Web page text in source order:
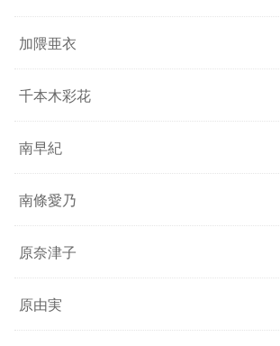
加隈亜衣
千本木彩花
南早紀
南條愛乃
原奈津子
原由実